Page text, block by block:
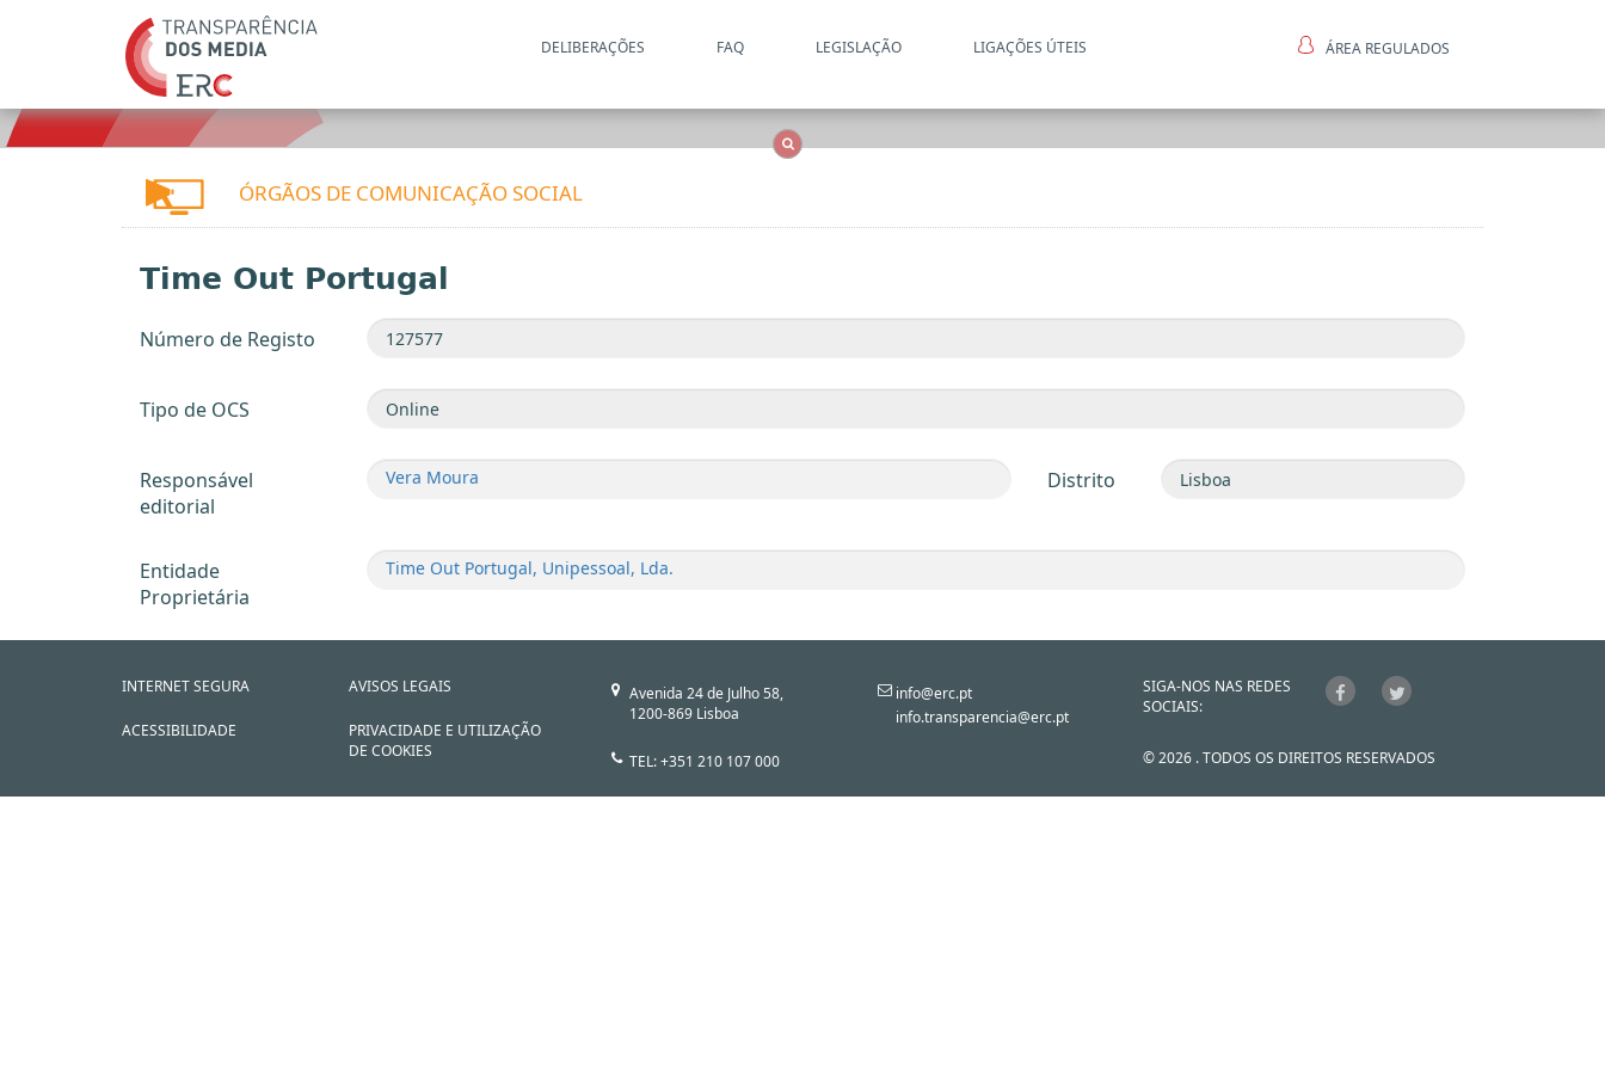
DELIBERAÇÕES FAQ LEGISLAÇÃO LIGAÇÕES ÚTEIS ÁREA REGULADOS
ÓRGÃOS DE COMUNICAÇÃO SOCIAL
Time Out Portugal
Número de Registo
Tipo de OCS
Responsável
editorial
Vera Moura Distrito
Entidade
Proprietária
Time Out Portugal, Unipessoal, Lda.
INTERNET SEGURA
ACESSIBILIDADE
AVISOS LEGAIS
PRIVACIDADE E UTILIZAÇÃO
DE COOKIES
Avenida 24 de Julho 58,
1200-869 Lisboa
TEL: +351 210 107 000
info@erc.pt
info.transparencia@erc.pt
SIGA-NOS NAS REDES
SOCIAIS:
© 2026 . TODOS OS DIREITOS RESERVADOS